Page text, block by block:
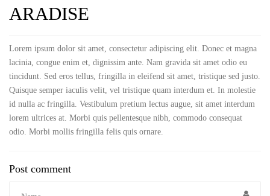
ARADISE
Lorem ipsum dolor sit amet, consectetur adipiscing elit. Donec et magna
lacinia, congue enim et, dignissim ante. Nam gravida sit amet odio eu
tincidunt. Sed eros tellus, fringilla in eleifend sit amet, tristique sed justo.
Quisque semper iaculis velit, vel tristique quam interdum et. In molestie
id nulla ac fringilla. Vestibulum pretium lectus augue, sit amet interdum
lorem ultrices at. Morbi quis pellentesque nibh, commodo consequat
odio. Morbi mollis fringilla felis quis ornare.
Post comment